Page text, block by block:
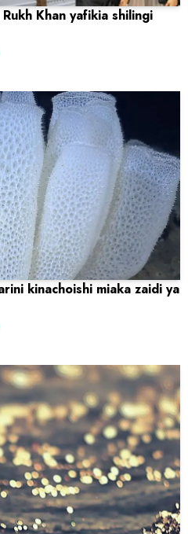
Khan yafikia shilingi
kinachoishi miaka zaidi ya